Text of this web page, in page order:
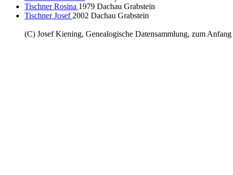
Tischner Rosina 1979 Dachau Grabstein
Tischner Josef 2002 Dachau Grabstein
(C) Josef Kiening, Genealogische Datensammlung, zum Anfang